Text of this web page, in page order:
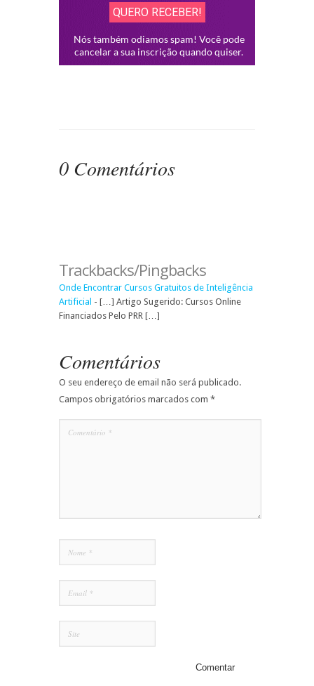
0 Comentários
Trackbacks/Pingbacks
Onde Encontrar Cursos Gratuitos de Inteligência
Artificial - […] Artigo Sugerido: Cursos Online
Financiados Pelo PRR […]
Comentários
O seu endereço de email não será publicado.
Campos obrigatórios marcados com *